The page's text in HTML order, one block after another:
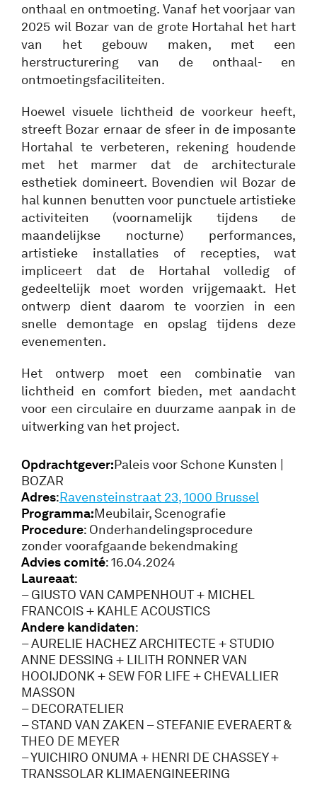
onthaal en ontmoeting. Vanaf het voorjaar van
2025 wil Bozar van de grote Hortahal het hart
van het gebouw maken, met een
herstructurering van de onthaal- en
ontmoetingsfaciliteiten.
Hoewel visuele lichtheid de voorkeur heeft,
streeft Bozar ernaar de sfeer in de imposante
Hortahal te verbeteren, rekening houdende
met het marmer dat de architecturale
esthetiek domineert. Bovendien wil Bozar de
hal kunnen benutten voor punctuele artistieke
activiteiten (voornamelijk tijdens de
maandelijkse nocturne) performances,
artistieke installaties of recepties, wat
impliceert dat de Hortahal volledig of
gedeeltelijk moet worden vrijgemaakt. Het
ontwerp dient daarom te voorzien in een
snelle demontage en opslag tijdens deze
evenementen.
Het ontwerp moet een combinatie van
lichtheid en comfort bieden, met aandacht
voor een circulaire en duurzame aanpak in de
uitwerking van het project.
Opdrachtgever:Paleis voor Schone Kunsten |
BOZAR
Adres:Ravensteinstraat 23, 1000 Brussel
Programma:Meubilair, Scenografie
Procedure: Onderhandelingsprocedure
zonder voorafgaande bekendmaking
Advies comité: 16.04.2024
Laureaat:
– GIUSTO VAN CAMPENHOUT + MICHEL
FRANCOIS + KAHLE ACOUSTICS
Andere kandidaten:
– AURELIE HACHEZ ARCHITECTE + STUDIO
ANNE DESSING + LILITH RONNER VAN
HOOIJDONK + SEW FOR LIFE + CHEVALLIER
MASSON
– DECORATELIER
– STAND VAN ZAKEN – STEFANIE EVERAERT &
THEO DE MEYER
– YUICHIRO ONUMA + HENRI DE CHASSEY +
TRANSSOLAR KLIMAENGINEERING